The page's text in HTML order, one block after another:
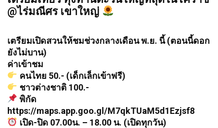
@ไร่มณีศร เขาใหญ่
เตรียมเปิดสวนให้ชมช่วงกลางเดือน พ.ย. นี้ (ตอนนี้ดอก
ยังไม่บาน)
ค่าเข้าชม
คนไทย 50.- (เด็กเล็กเข้าฟรี)
ชาวต่างชาติ 100.-
พิกัด
https://maps.app.goo.gl/M7qkTUaM5d1Ezjsf8
เปิด-ปิด 07.00น. – 18.00 น. (เปิดทุกวัน)